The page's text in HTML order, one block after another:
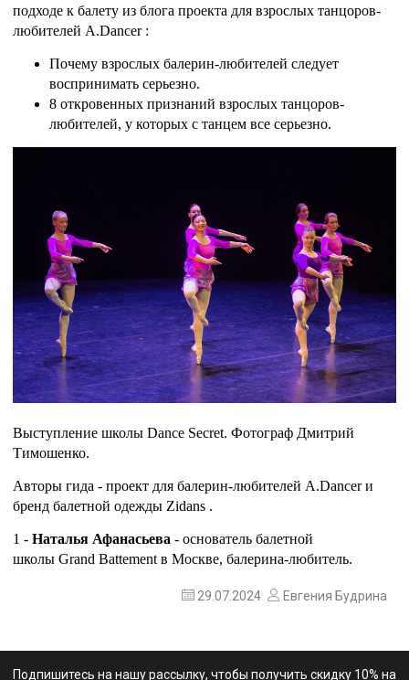
подходе к балету из блога проекта для взрослых танцоров-
любителей A.Dancer:
Почему взрослых балерин-любителей следует
воспринимать серьезно.
8 откровенных признаний взрослых танцоров-
любителей, у которых с танцем все серьезно.
Выступление школы Dance Secret. Фотограф Дмитрий
Тимошенко.
Авторы гида - проект для балерин-любителей A.Dancerи
бренд балетной одежды Zidans .
1 - Наталья Афанасьева - основатель балетной
школы Grand Battement в Москве, балерина-любитель.
29.07.2024 Евгения Будрина
Подпишитесь на нашу рассылку, чтобы получить скидку 10% на